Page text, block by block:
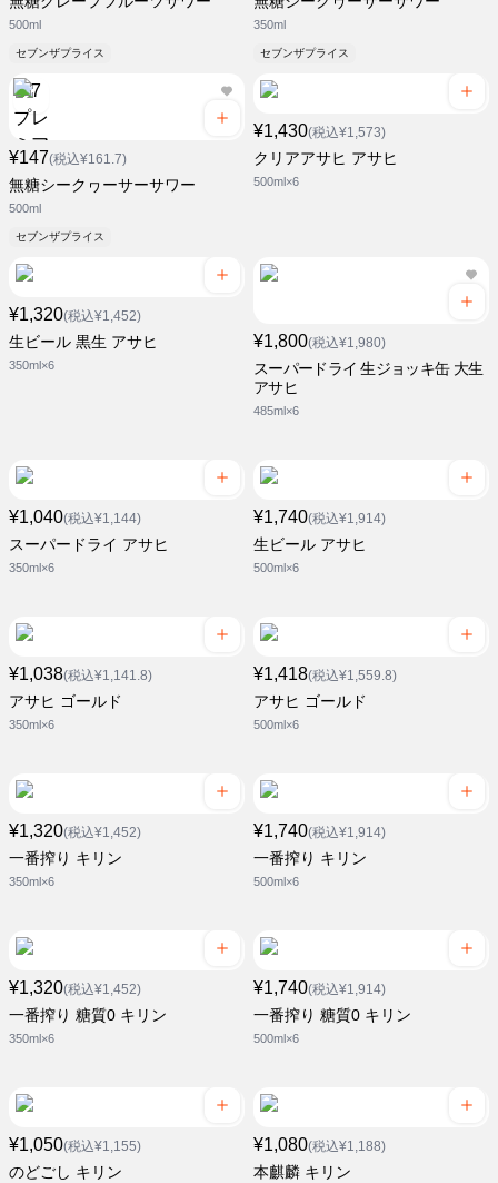
500ml
セブンザプライス
350ml
セブンザプライス
¥147(税込¥161.7)
無糖シークヮーサーサワー
500ml
セブンザプライス
¥1,430(税込¥1,573)
クリアアサヒ アサヒ
500ml×6
¥1,320(税込¥1,452)
生ビール 黒生 アサヒ
350ml×6
¥1,800(税込¥1,980)
スーパードライ 生ジョッキ缶 大生
アサヒ
485ml×6
¥1,040(税込¥1,144)
スーパードライ アサヒ
350ml×6
¥1,740(税込¥1,914)
生ビール アサヒ
500ml×6
¥1,038(税込¥1,141.8)
アサヒ ゴールド
350ml×6
¥1,418(税込¥1,559.8)
アサヒ ゴールド
500ml×6
¥1,320(税込¥1,452)
一番搾り キリン
350ml×6
¥1,740(税込¥1,914)
一番搾り キリン
500ml×6
¥1,320(税込¥1,452)
一番搾り 糖質0 キリン
350ml×6
¥1,740(税込¥1,914)
一番搾り 糖質0 キリン
500ml×6
¥1,050(税込¥1,155)
のどごし キリン
¥1,080(税込¥1,188)
本麒麟 キリン